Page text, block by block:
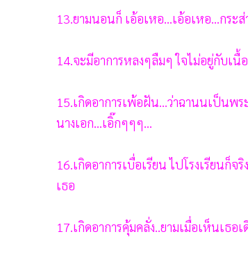
13.ยามนอนก็ เอ้อเหอ...เอ้อเหอ...กระ
14.จะมีอาการหลงๆลืมๆ ใจไม่อยู่กับเ
15.เกิดอาการเพ้อฝัน...ว่าฉานนเป็นพร
นางเอก...เอิ๊กๆๆๆ...
16.เกิดอาการเบื่อเรียน ไปโรงเรียนก็
เธอ
17.เกิดอาการคุ้มคลั่ง..ยามเมื่อเห็นเธอ